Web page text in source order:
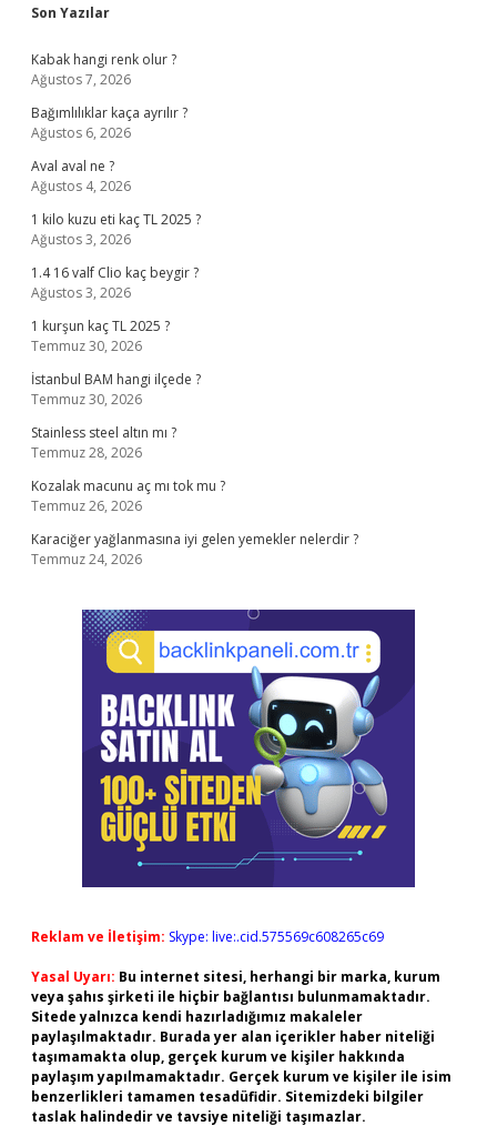
Sidebar
Son Yazılar
Kabak hangi renk olur ?
Ağustos 7, 2026
Bağımlılıklar kaça ayrılır ?
Ağustos 6, 2026
Aval aval ne ?
Ağustos 4, 2026
1 kilo kuzu eti kaç TL 2025 ?
Ağustos 3, 2026
1.4 16 valf Clio kaç beygir ?
Ağustos 3, 2026
1 kurşun kaç TL 2025 ?
Temmuz 30, 2026
İstanbul BAM hangi ilçede ?
Temmuz 30, 2026
Stainless steel altın mı ?
Temmuz 28, 2026
Kozalak macunu aç mı tok mu ?
Temmuz 26, 2026
Karaciğer yağlanmasına iyi gelen yemekler nelerdir ?
Temmuz 24, 2026
Reklam ve İletişim: Skype: live:.cid.575569c608265c69
Yasal Uyarı: Bu internet sitesi, herhangi bir marka, kurum
veya şahıs şirketi ile hiçbir bağlantısı bulunmamaktadır.
Sitede yalnızca kendi hazırladığımız makaleler
paylaşılmaktadır. Burada yer alan içerikler haber niteliği
taşımamakta olup, gerçek kurum ve kişiler hakkında
paylaşım yapılmamaktadır. Gerçek kurum ve kişiler ile isim
benzerlikleri tamamen tesadüfidir. Sitemizdeki bilgiler
taslak halindedir ve tavsiye niteliği taşımazlar.